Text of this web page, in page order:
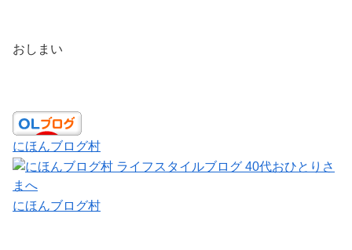
おしまい
にほんブログ村
にほんブログ村